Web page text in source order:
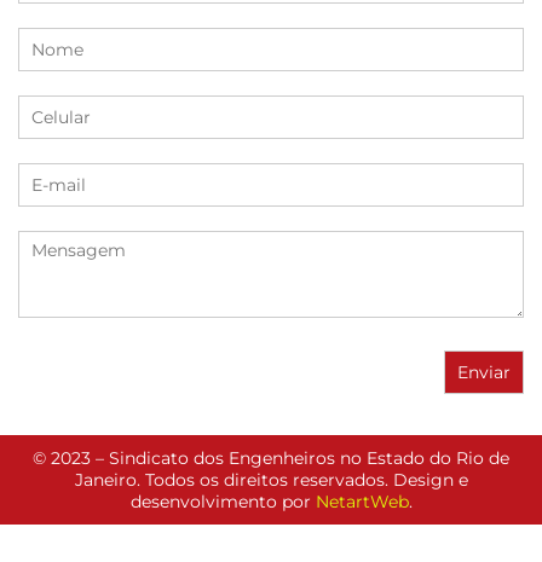
© 2023 – Sindicato dos Engenheiros no Estado do Rio de
Janeiro. Todos os direitos reservados. Design e
desenvolvimento por NetartWeb.